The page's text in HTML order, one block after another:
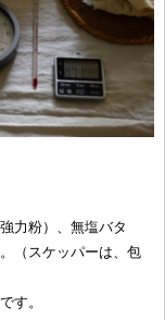
力粉）、無塩バタ
（スケッパーは、包
す。